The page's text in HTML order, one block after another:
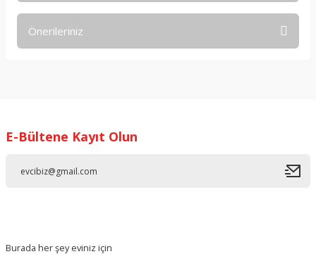
Önerileriniz
Ürün resmi kalitesiz, bozuk veya görüntülenemiyor.
E-Bültene Kayıt Olun
Burada her şey eviniz için